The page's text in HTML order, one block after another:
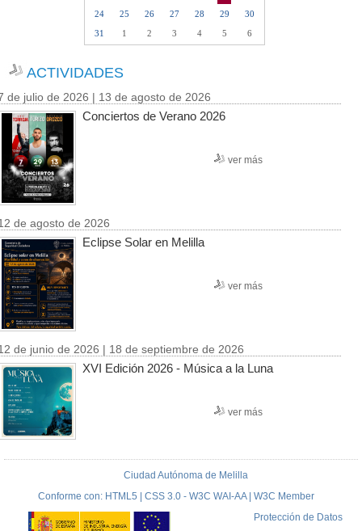
24
25 26 27 28 29
30
31
1 2 3 4 5 6
ACTIVIDADES
de julio de 2026 | 13 de agosto de 2026
Conciertos de Verano 2026
ver más
de agosto de 2026
Eclipse Solar en Melilla
ver más
de junio de 2026 | 18 de septiembre de 2026
XVI Edición 2026 - Música a la Luna
ver más
Ciudad Autónoma de Melilla
Conforme con: HTML5 | CSS 3.0 - W3C WAI-AA | W3C Member
Protección de Datos